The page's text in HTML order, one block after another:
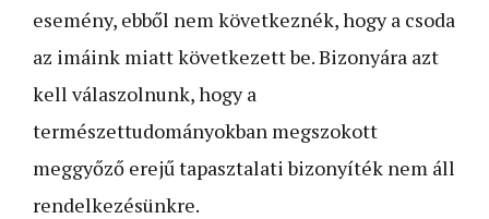
esemény, ebből nem következnék, hogy a csoda
az imáink miatt következett be. Bizonyára azt
kell válaszolnunk, hogy a
természettudományokban megszokott
meggyőző erejű tapasztalati bizonyíték nem áll
rendelkezésünkre.